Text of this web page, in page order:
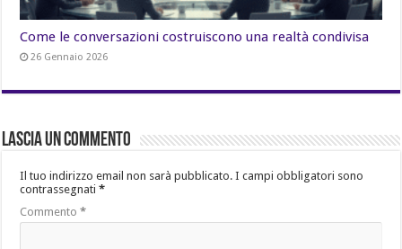
Come le conversazioni costruiscono una realtà condivisa
26 Gennaio 2026
Lascia un commento
Il tuo indirizzo email non sarà pubblicato. I campi obbligatori sono
contrassegnati*
Commento*